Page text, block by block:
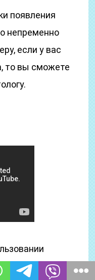
появления
непременно
если у вас
то вы сможете
текстовых